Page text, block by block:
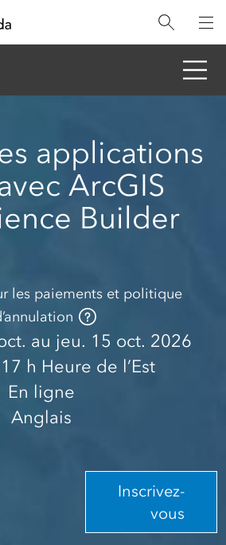
applications
ArcGIS
Builder
les paiements et politique
au jeu. 15 oct. 2026
Inscrivez-
vous
h Heure de l’Est
En ligne
Anglais